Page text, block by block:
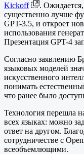
Kickoff
. Ожидается,
существенно лучше
GPT-3.5, и откроет
использования
Презентация GPT-4
Согласно заявлению
языковых моделей
искусственного
понимать
что ранее было
Технология перешла
всех языках: можно
ответ на другом.
сотрудничестве с
всеобъемлющими.